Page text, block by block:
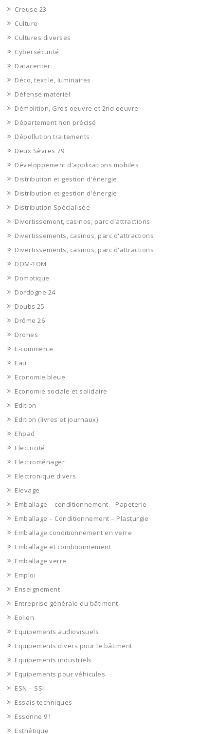
Creuse 23
Culture
Cultures diverses
Cybersécurité
Datacenter
Déco, textile, luminaires
Défense matériel
Démolition, Gros oeuvre et 2nd oeuvre
Département non précisé
Dépollution traitements
Deux Sèvres 79
Développement d'applications mobiles
Distribution et gestion d'énergie
Distribution et gestion d'énergie
Distribution Spécialisée
Divertissement, casinos, parc d'attractions
Divertissements, casinos, parc d'attractions
Divertissements, casinos, parc d'attractions
DOM-TOM
Domotique
Dordogne 24
Doubs 25
Drôme 26
Drones
E-commerce
Eau
Economie bleue
Economie sociale et solidaire
Edition
Edition (livres et journaux)
Ehpad
Electricité
Electroménager
Electronique divers
Elevage
Emballage – conditionnement – Papeterie
Emballage – Conditionnement – Plasturgie
Emballage conditionnement en verre
Emballage et conditionnement
Emballage verre
Emploi
Enseignement
Entreprise générale du bâtiment
Eolien
Equipements audiovisuels
Equipements divers pour le bâtiment
Equipements industriels
Equipements pour véhicules
ESN – SSII
Essais techniques
Essonne 91
Esthétique